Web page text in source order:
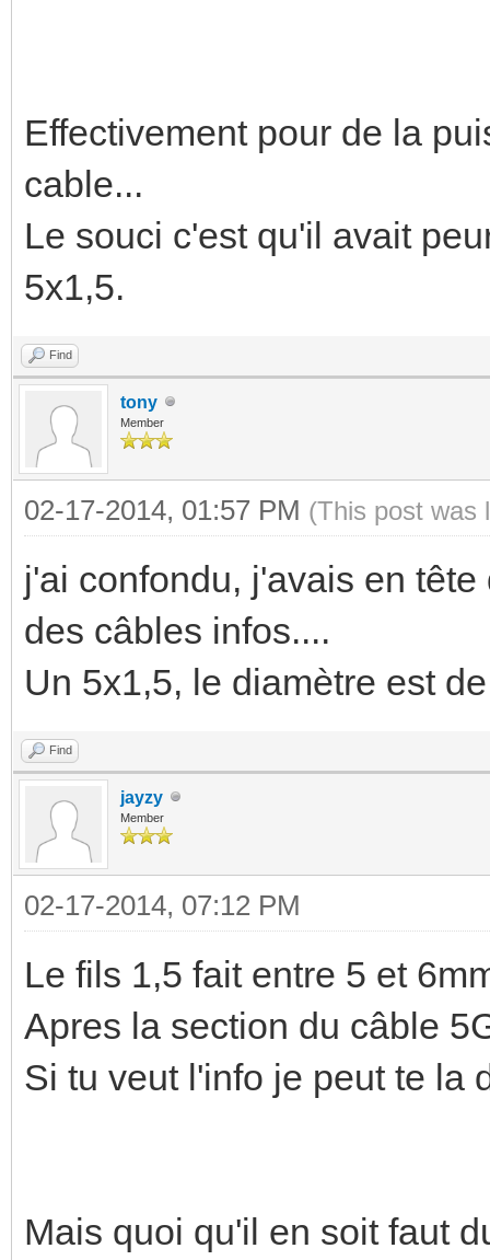
Effectivement pour de la
cable...
Le souci c'est qu'il avait
5x1,5.
Find
tony
Member
02-17-2014, 01:57 PM (This post was
j'ai confondu, j'avais en
des câbles infos....
Un 5x1,5, le diamètre est
Find
jayzy
Member
02-17-2014, 07:12 PM
Le fils 1,5 fait entre 5 et
Apres la section du câble
Si tu veut l'info je peut te la
Mais quoi qu'il en soit faut